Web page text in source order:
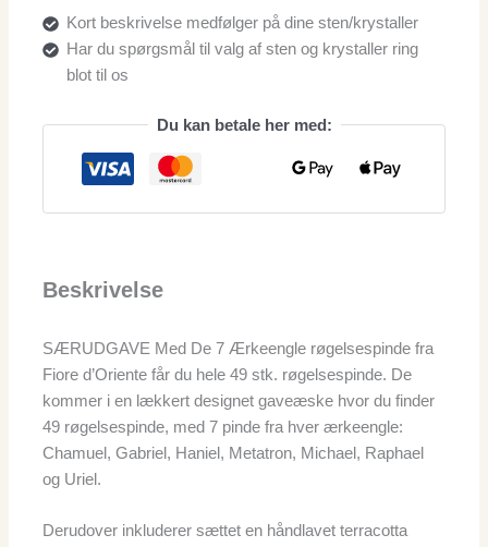
Kort beskrivelse medfølger på dine sten/krystaller
Har du spørgsmål til valg af sten og krystaller ring
blot til os
Du kan betale her med:
Beskrivelse
SÆRUDGAVE Med De 7 Ærkeengle røgelsespinde fra
Fiore d’Oriente får du hele 49 stk. røgelsespinde. De
kommer i en lækkert designet gaveæske hvor du finder
49 røgelsespinde, med 7 pinde fra hver ærkeengle:
Chamuel, Gabriel, Haniel, Metatron, Michael, Raphael
og Uriel.
Derudover inkluderer sættet en håndlavet terracotta